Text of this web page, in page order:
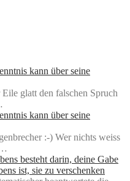
kann über seine
glatt den falschen Spruch
kann über seine
:-) Wer nichts weiss
besteht darin, deine Gabe
ist, sie zu verschenken